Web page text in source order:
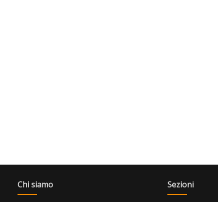
Chi siamo Sezioni